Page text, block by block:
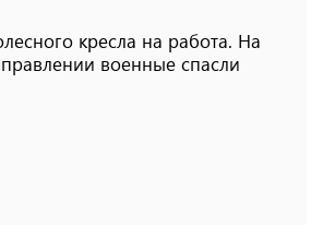
кресла на работа. На
военные спасли